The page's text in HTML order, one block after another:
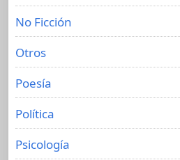
No Ficción
Otros
Poesía
Política
Psicología